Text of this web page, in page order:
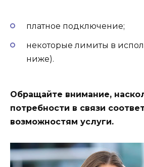
платное подключение;
некоторые лимиты в
ниже).
Обращайте внимание,
потребности в связи
возможностям услуги.